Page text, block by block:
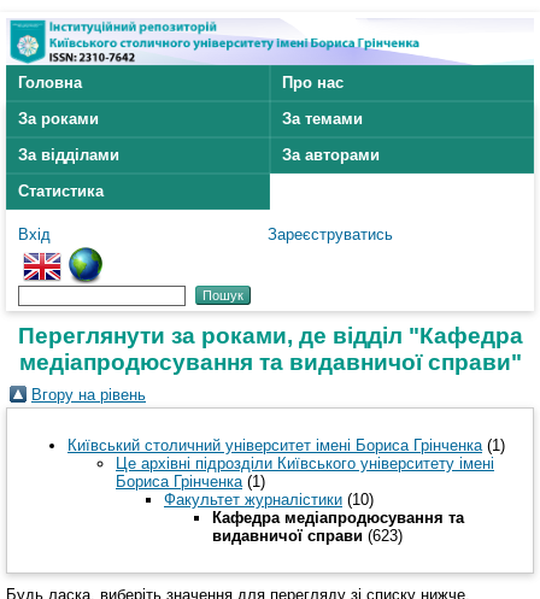
Головна
Про нас
За роками
За темами
За відділами
За авторами
Статистика
Вхід Зареєструватись
Переглянути за роками, де відділ "Кафедра
медіапродюсування та видавничої справи"
Вгору на рівень
Київський столичний університет імені Бориса Грінченка (1)
Це архівні підрозділи Київського університету імені
Бориса Грінченка (1)
Факультет журналістики (10)
Кафедра медіапродюсування та
видавничої справи (623)
Будь ласка, виберіть значення для перегляду зі списку нижче.